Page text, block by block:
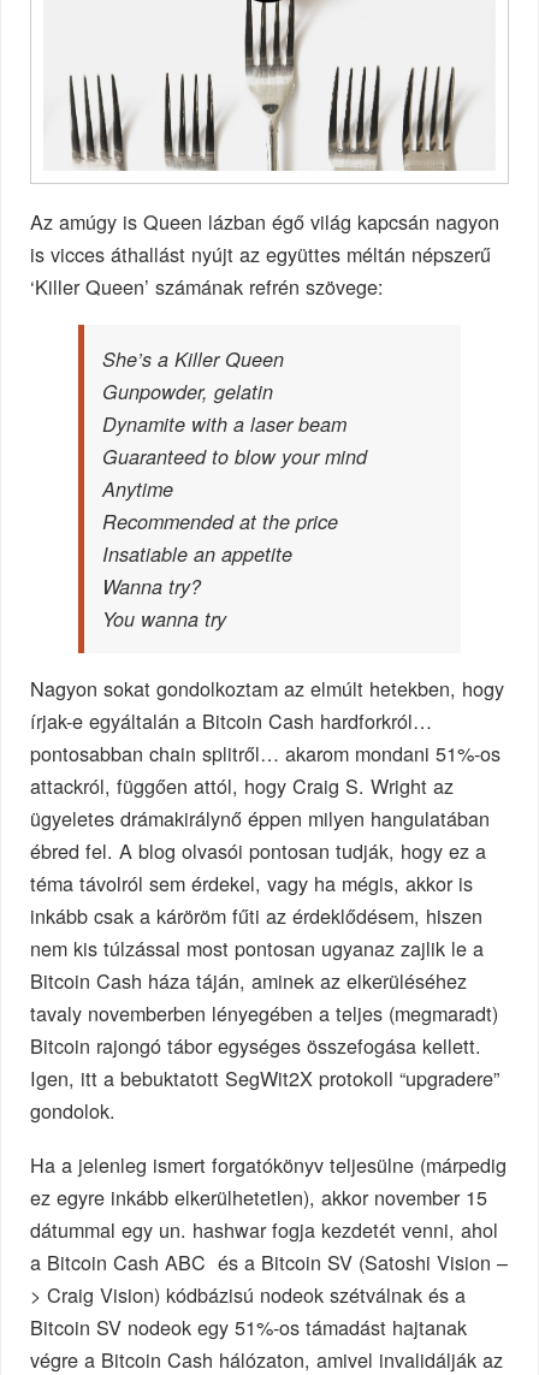
Az amúgy is Queen lázban égő világ kapcsán nagyon
is vicces áthallást nyújt az együttes méltán népszerű
‘Killer Queen’ számának refrén szövege:
She’s a Killer Queen
Gunpowder, gelatin
Dynamite with a laser beam
Guaranteed to blow your mind
Anytime
Recommended at the price
Insatiable an appetite
Wanna try?
You wanna try
Nagyon sokat gondolkoztam az elmúlt hetekben, hogy
írjak-e egyáltalán a Bitcoin Cash hardforkról…
pontosabban chain splitről… akarom mondani 51%-os
attackról, függően attól, hogy Craig S. Wright az
ügyeletes drámakirálynő éppen milyen hangulatában
ébred fel. A blog olvasói pontosan tudják, hogy ez a
téma távolról sem érdekel, vagy ha mégis, akkor is
inkább csak a káröröm fűti az érdeklődésem, hiszen
nem kis túlzással most pontosan ugyanaz zajlik le a
Bitcoin Cash háza táján, aminek az elkerüléséhez
tavaly novemberben lényegében a teljes (megmaradt)
Bitcoin rajongó tábor egységes összefogása kellett.
Igen, itt a bebuktatott SegWit2X protokoll “upgradere”
gondolok.
Ha a jelenleg ismert forgatókönyv teljesülne (márpedig
ez egyre inkább elkerülhetetlen), akkor november 15
dátummal egy un. hashwar fogja kezdetét venni, ahol
a Bitcoin Cash ABC és a Bitcoin SV (Satoshi Vision –
> Craig Vision) kódbázisú nodeok szétválnak és a
Bitcoin SV nodeok egy 51%-os támadást hajtanak
végre a Bitcoin Cash hálózaton, amivel invalidálják az